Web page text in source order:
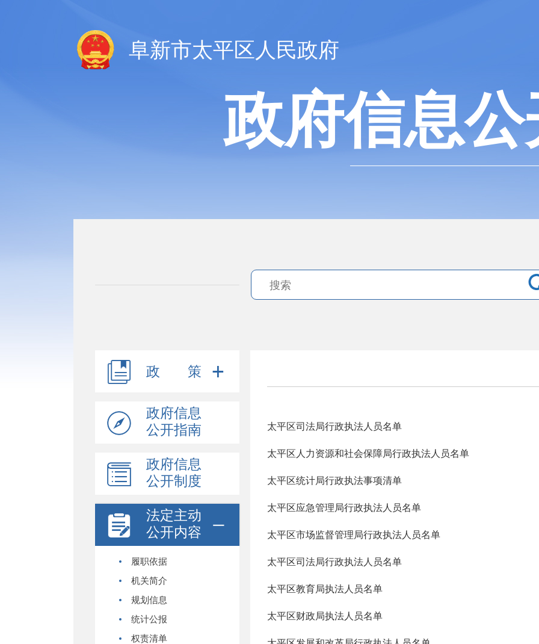
阜新市太平区人民政府
政府信息公
政 策
政府信息
公开指南
政府信息
公开制度
法定主动
公开内容
履职依据
机关简介
规划信息
统计公报
权责清单
太平区司法局行政执法人员名单
太平区人力资源和社会保障局行政执法人员名单
太平区统计局行政执法事项清单
太平区应急管理局行政执法人员名单
太平区市场监督管理局行政执法人员名单
太平区司法局行政执法人员名单
太平区教育局执法人员名单
太平区财政局执法人员名单